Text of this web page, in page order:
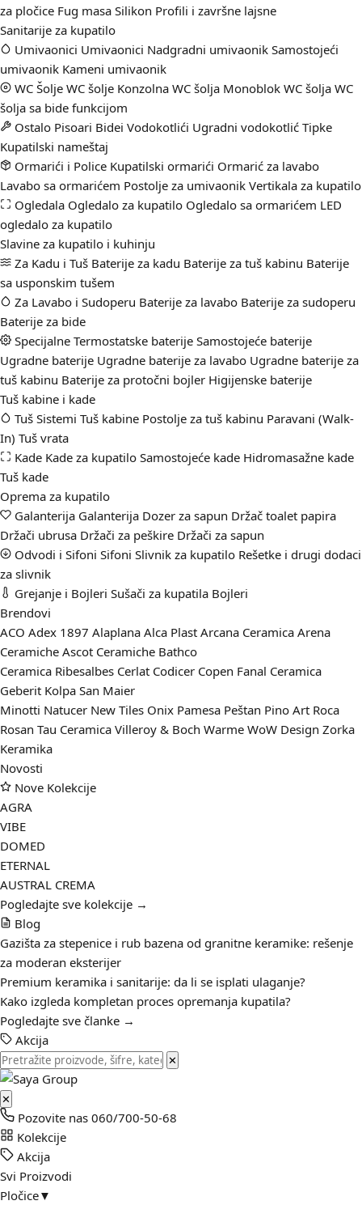
za pločice Fug masa Silikon Profili i završne lajsne
Sanitarije za kupatilo
Umivaonici Umivaonici Nadgradni umivaonik Samostojeći
umivaonik Kameni umivaonik
WC Šolje WC šolje Konzolna WC šolja Monoblok WC šolja WC
šolja sa bide funkcijom
Ostalo Pisoari Bidei Vodokotlići Ugradni vodokotlić Tipke
Kupatilski nameštaj
Ormarići i Police Kupatilski ormarići Ormarić za lavabo
Lavabo sa ormarićem Postolje za umivaonik Vertikala za kupatilo
Ogledala Ogledalo za kupatilo Ogledalo sa ormarićem LED
ogledalo za kupatilo
Slavine za kupatilo i kuhinju
Za Kadu i Tuš Baterije za kadu Baterije za tuš kabinu Baterije
sa usponskim tušem
Za Lavabo i Sudoperu Baterije za lavabo Baterije za sudoperu
Baterije za bide
Specijalne Termostatske baterije Samostojeće baterije
Ugradne baterije Ugradne baterije za lavabo Ugradne baterije za
tuš kabinu Baterije za protočni bojler Higijenske baterije
Tuš kabine i kade
Tuš Sistemi Tuš kabine Postolje za tuš kabinu Paravani (Walk-
In) Tuš vrata
Kade Kade za kupatilo Samostojeće kade Hidromasažne kade
Tuš kade
Oprema za kupatilo
Galanterija Galanterija Dozer za sapun Držač toalet papira
Držači ubrusa Držači za peškire Držači za sapun
Odvodi i Sifoni Sifoni Slivnik za kupatilo Rešetke i drugi dodaci
za slivnik
Grejanje i Bojleri Sušači za kupatila Bojleri
Brendovi
ACO Adex 1897 Alaplana Alca Plast Arcana Ceramica Arena
Ceramiche Ascot Ceramiche Bathco
Ceramica Ribesalbes Cerlat Codicer Copen Fanal Ceramica
Geberit Kolpa San Maier
Minotti Natucer New Tiles Onix Pamesa Peštan Pino Art Roca
Rosan Tau Ceramica Villeroy & Boch Warme WoW Design Zorka
Keramika
Novosti
Nove Kolekcije
AGRA
VIBE
DOMED
ETERNAL
AUSTRAL CREMA
Pogledajte sve kolekcije →
Blog
Gazišta za stepenice i rub bazena od granitne keramike: rešenje
za moderan eksterijer
Premium keramika i sanitarije: da li se isplati ulaganje?
Kako izgleda kompletan proces opremanja kupatila?
Pogledajte sve članke →
Akcija
✕
✕
Pozovite nas 060/700-50-68
Kolekcije
Akcija
Svi Proizvodi
Pločice▼